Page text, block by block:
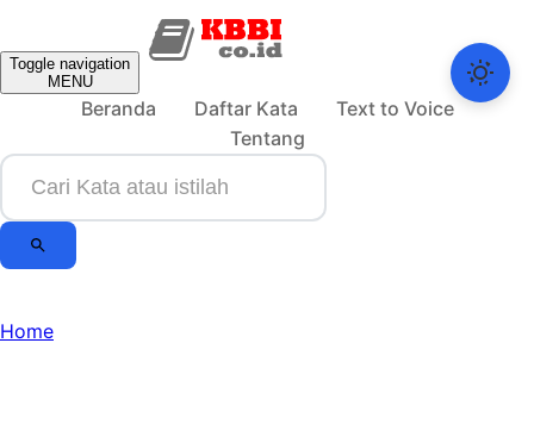
Toggle navigation
MENU
Beranda Daftar Kata
Text to Voice
Tentang
Home